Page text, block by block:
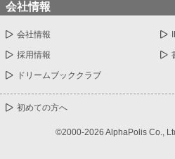
会社情報
会社情報
採用情報
ドリームブッククラブ
初めての方へ
©2000-2026 AlphaPolis Co.,